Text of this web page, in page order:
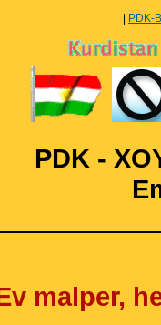
PDK-
PDK -
malper,